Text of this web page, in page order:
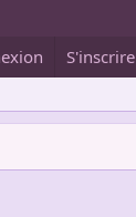
S'inscrire